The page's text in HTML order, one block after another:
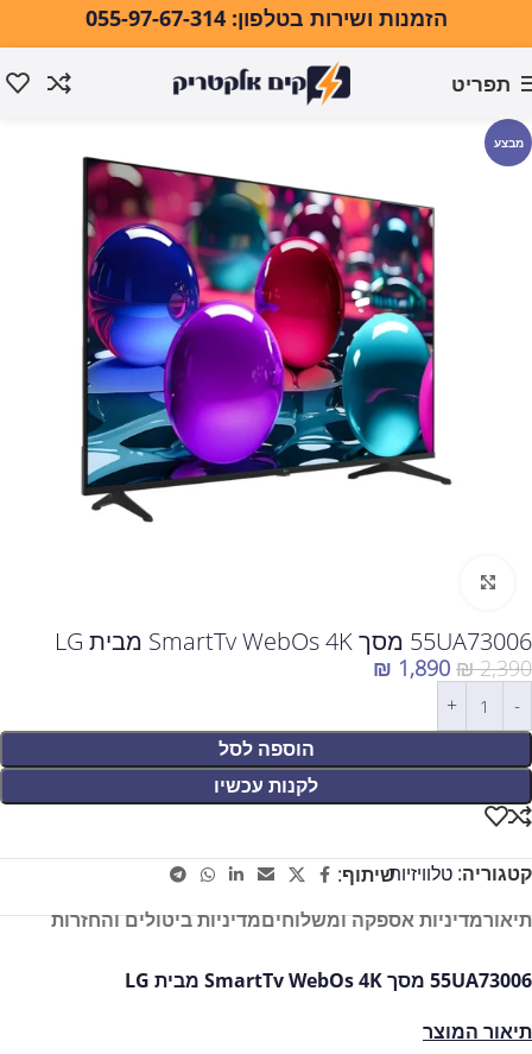
הזמנות ושירות בטלפון: 055-97-67-314
תפריט
עמוד הבית טלוויזיות ואודיו טלוויזיות
55UA73006 מסך SmartTv WebOs 4K מבית LG
₪2,390
₪ 1,890
הוספה לסל
לקנות עכשיו
קטגוריה: טלוויזיותשיתוף:
תיאורמדיניות אספקה ומשלוחיםמדיניות ביטולים והחזרות
55UA73006 מסך SmartTv WebOs 4K מבית LG
תיאור המוצר
מבצע